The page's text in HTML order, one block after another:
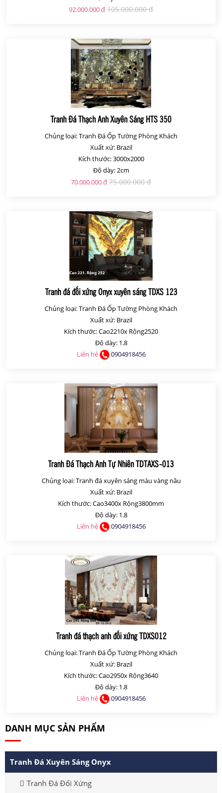
92.000.000 đ 105.000.000 đ
Tranh Đá Thạch Anh Xuyên Sáng HTS 350
Chủng loại: Tranh Đá Ốp Tường Phòng Khách
Xuất xứ: Brazil
Kích thước: 3000x2000
Độ dày: 2cm
70.000.000 đ 75.000.000 đ
Tranh đá đối xứng Onyx xuyên sáng TDXS 123
Chủng loại: Tranh Đá Ốp Tường Phòng Khách
Xuất xứ: Brazil
Kích thước: Cao2210x Rộng2520
Độ dày: 1.8
Liên hệ
0904918456
Tranh Đá Thạch Anh Tự Nhiên TDTAXS-013
Chủng loại: Tranh đá xuyên sáng màu vàng nâu
Xuất xứ: Brazil
Kích thước: Cao3400x Rộng3800mm
Độ dày: 1.8
Liên hệ
0904918456
Tranh đá thạch anh đối xứng TDXS012
Chủng loại: Tranh Đá Ốp Tường Phòng Khách
Xuất xứ: Brazil
Kích thước: Cao2950x Rộng3640
Độ dày: 1.8
Liên hệ
0904918456
DANH MỤC SẢN PHẨM
Tranh Đá Xuyên Sáng Onyx
Tranh Đá Đối Xứng